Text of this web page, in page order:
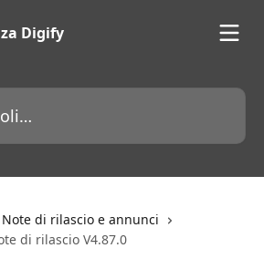
Note di rilascio e annunci
di rilascio V4.87.0